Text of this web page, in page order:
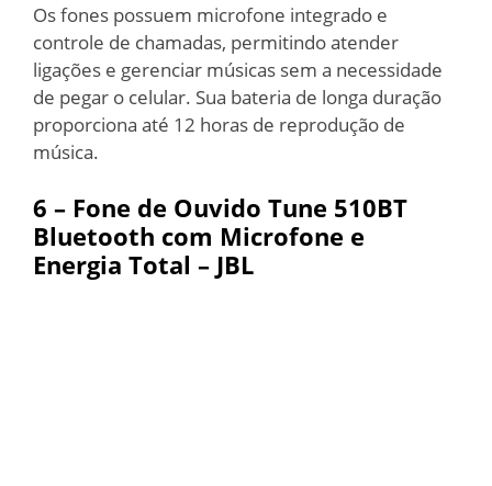
Os fones possuem microfone integrado e
controle de chamadas, permitindo atender
ligações e gerenciar músicas sem a necessidade
de pegar o celular. Sua bateria de longa duração
proporciona até 12 horas de reprodução de
música.
6 – Fone de Ouvido Tune 510BT
Bluetooth com Microfone e
Energia Total – JBL